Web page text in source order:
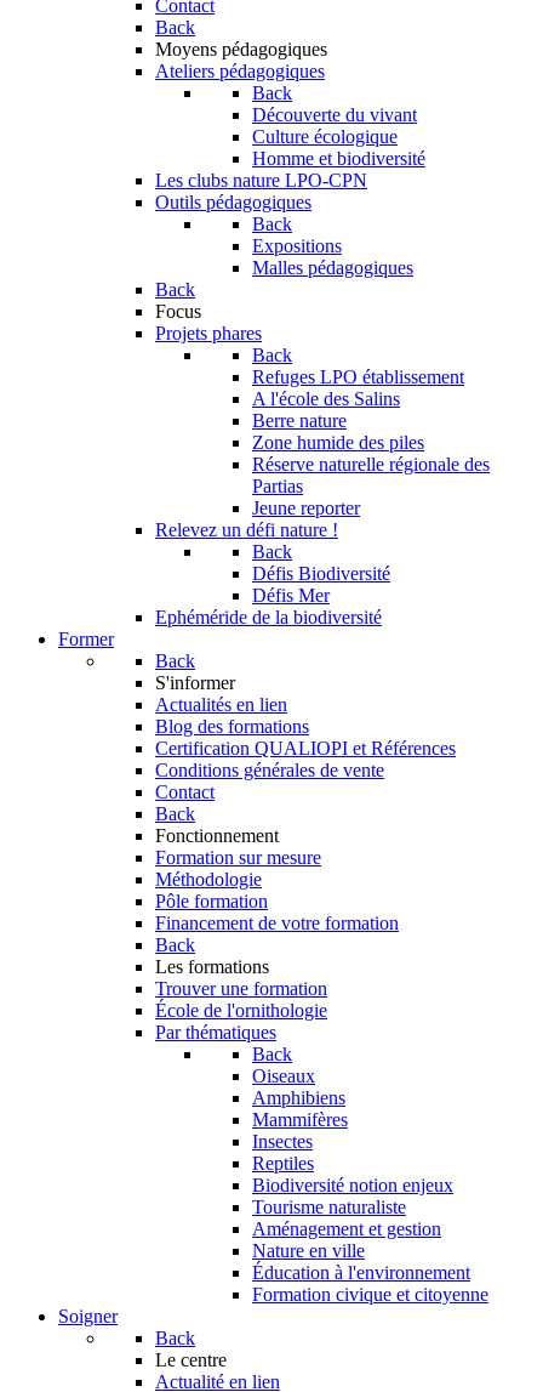
Contact
Back
Moyens pédagogiques
Ateliers pédagogiques
Back
Découverte du vivant
Culture écologique
Homme et biodiversité
Les clubs nature LPO-CPN
Outils pédagogiques
Back
Expositions
Malles pédagogiques
Back
Focus
Projets phares
Back
Refuges LPO établissement
A l'école des Salins
Berre nature
Zone humide des piles
Réserve naturelle régionale des
Partias
Jeune reporter
Relevez un défi nature !
Back
Défis Biodiversité
Défis Mer
Ephéméride de la biodiversité
Former
Back
S'informer
Actualités en lien
Blog des formations
Certification QUALIOPI et Références
Conditions générales de vente
Contact
Back
Fonctionnement
Formation sur mesure
Méthodologie
Pôle formation
Financement de votre formation
Back
Les formations
Trouver une formation
École de l'ornithologie
Par thématiques
Back
Oiseaux
Amphibiens
Mammifères
Insectes
Reptiles
Biodiversité notion enjeux
Tourisme naturaliste
Aménagement et gestion
Nature en ville
Éducation à l'environnement
Formation civique et citoyenne
Soigner
Back
Le centre
Actualité en lien